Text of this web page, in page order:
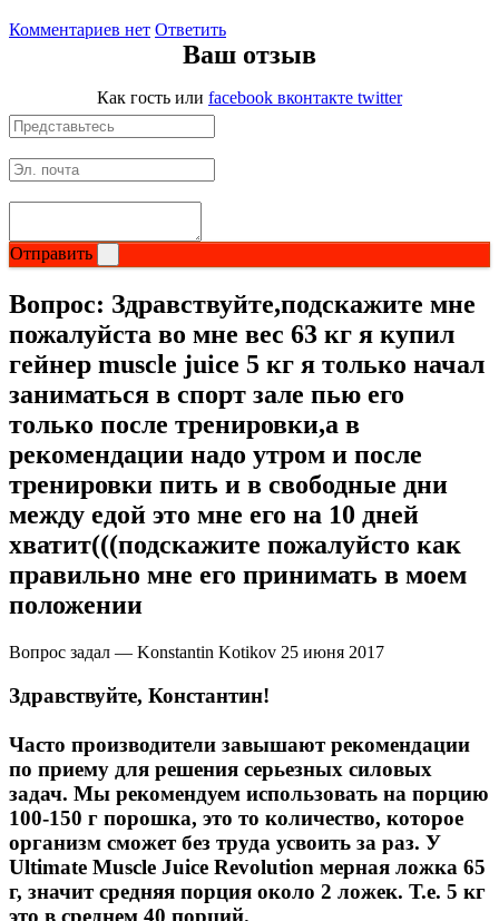
Комментариев нет Ответить
Ваш отзыв
Как гость или facebook вконтакте twitter
Отправить
Вопрос: Здравствуйте,подскажите мне
пожалуйста во мне вес 63 кг я купил
гейнер muscle juice 5 кг я только начал
заниматься в спорт зале пью его
только после тренировки,а в
рекомендации надо утром и после
тренировки пить и в свободные дни
между едой это мне его на 10 дней
хватит(((подскажите пожалуйсто как
правильно мне его принимать в моем
положении
Вопрос задал — Konstantin Kotikov 25 июня 2017
Здравствуйте, Константин!
Часто производители завышают рекомендации
по приему для решения серьезных силовых
задач. Мы рекомендуем использовать на порцию
100-150 г порошка, это то количество, которое
организм сможет без труда усвоить за раз. У
Ultimate Muscle Juice Revolution мерная ложка 65
г, значит средняя порция около 2 ложек. Т.е. 5 кг
это в среднем 40 порций.